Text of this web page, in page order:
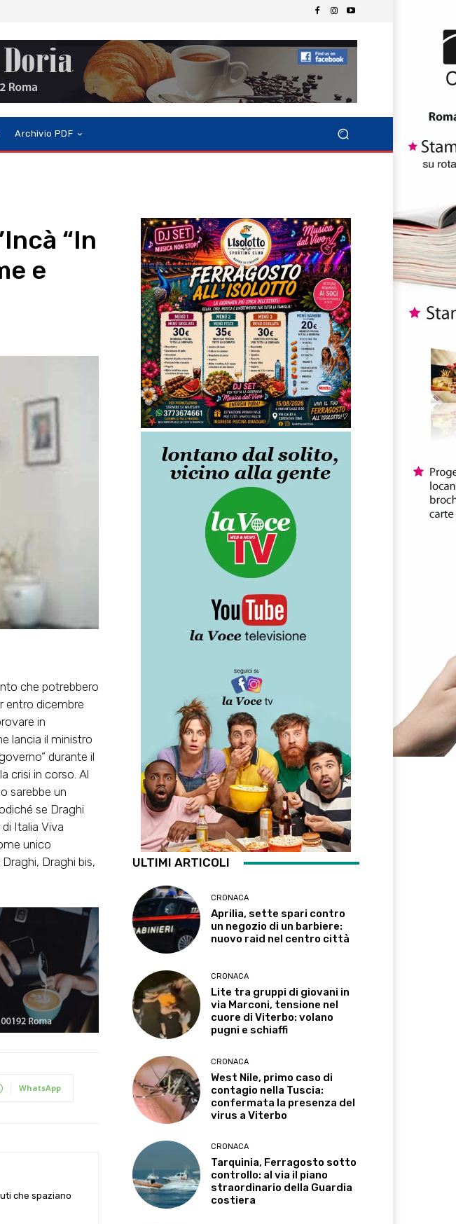
Archivio PDF
“In
e
che potrebbero
entro dicembre
in
lancia il ministro
durante il
crisi in corso. Al
sarebbe un
se Draghi
Italia Viva
unico
Draghi bis,
WhatsApp
che spaziano
ULTIMI ARTICOLI
CRONACA
Aprilia, sette spari contro
un negozio di un barbiere:
nuovo raid nel centro città
CRONACA
Lite tra gruppi di giovani in
via Marconi, tensione nel
cuore di Viterbo: volano
pugni e schiaffi
CRONACA
West Nile, primo caso di
contagio nella Tuscia:
confermata la presenza del
virus a Viterbo
CRONACA
Tarquinia, Ferragosto sotto
controllo: al via il piano
straordinario della Guardia
costiera